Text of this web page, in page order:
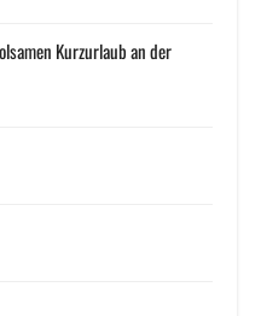
Kurzurlaub an der